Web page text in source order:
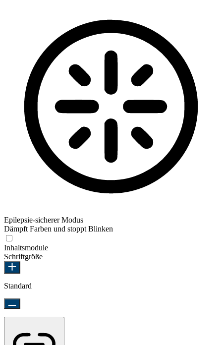
Epilepsie-sicherer Modus
Dämpft Farben und stoppt Blinken
Inhaltsmodule
Schriftgröße
Standard